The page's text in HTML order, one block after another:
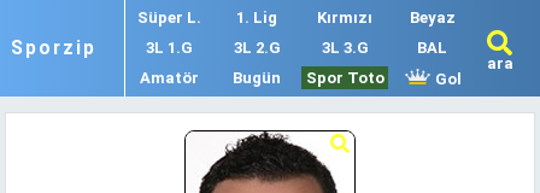
Sporzip
Süper L. 1. Lig Kırmızı
Beyaz
3L 1.G
3L 2.G 3L 3.G
BAL
Amatör
Bugün Spor Toto Gol
ara